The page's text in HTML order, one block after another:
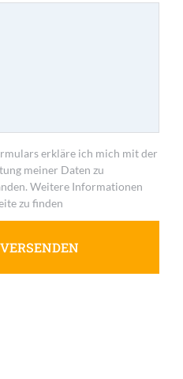
erkläre ich mich mit der
meiner Daten zu
Weitere Informationen
zu finden